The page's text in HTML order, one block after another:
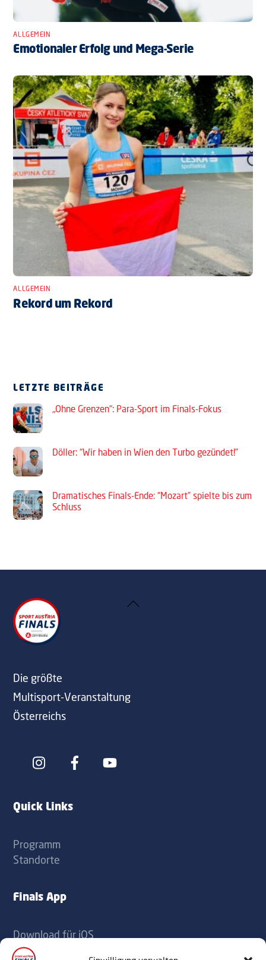
ALLGEMEIN
Emotionaler Erfolg und Mega-Serie
ALLGEMEIN
Rekord um Rekord
LETZTE BEITRÄGE
„Ohne Grenzen“: Para-Sport im Finals-Fokus
Döller: “Wir haben in Wien den Turbo gezündet!”
Dramatisches Finals-Ende: “Mozart” spielte bis zum
Schluss
Back
Die größte
Multisport-Veranstaltung
Österreichs
Icon
Icon
Quick Links
Programm
Standorte
Finals App
Download für iOS
Download für Android